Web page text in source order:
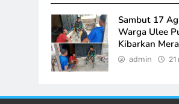
Sambut 17
Warga Ulee
Kibarkan
admin 21